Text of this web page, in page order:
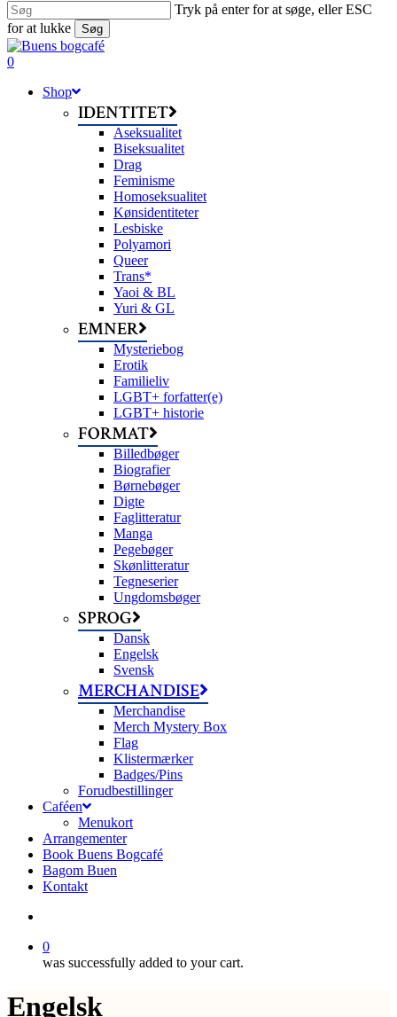
Tryk på enter for at søge, eller ESC
for at lukke
Søg
Close
Search
search
0
Shop
IDENTITET
Aseksualitet
Biseksualitet
Drag
Feminisme
Homoseksualitet
Kønsidentiteter
Lesbiske
Polyamori
Queer
Trans*
Yaoi & BL
Yuri & GL
EMNER
Mysteriebog
Erotik
Familieliv
LGBT+ forfatter(e)
LGBT+ historie
FORMAT
Billedbøger
Biografier
Børnebøger
Digte
Faglitteratur
Manga
Pegebøger
Skønlitteratur
Tegneserier
Ungdomsbøger
SPROG
Dansk
Engelsk
Svensk
MERCHANDISE
Merchandise
Merch Mystery Box
Flag
Klistermærker
Badges/Pins
Forudbestillinger
Caféen
Menukort
Arrangementer
Book Buens Bogcafé
Bagom Buen
Kontakt
0
was successfully added to your cart.
Engelsk